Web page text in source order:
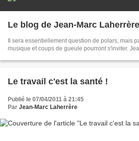
Le blog de Jean-Marc Laherrère
Il sera essentiellement question de polars, mais
musique
Le travail c'est la santé !
Publié le 07/04/2011 à 21:45
Par Jean-Marc Laherrère